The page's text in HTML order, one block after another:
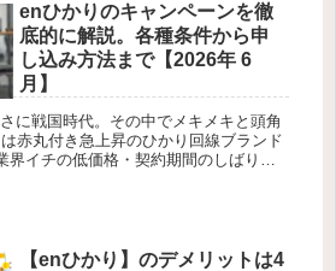
enひかりのキャンペーンを徹
底的に解説。各種条件から申
し込み方法まで【2026年 6
月】
に戦国時代。その中でメキメキと頭角
赤丸付き急上昇のひかり回線ブランド
界イチの低価格・契約期間のしばり無
し。・いつでも電話がつながる安心な
【enひかり】のデメリットは4